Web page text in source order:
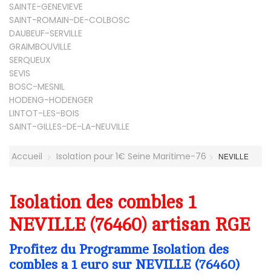
SAINTE-GENEVIEVE
SAINT-ROMAIN-DE-COLBOSC
DAUBEUF-SERVILLE
GRAIMBOUVILLE
SERQUEUX
SEVIS
BOSC-MESNIL
HODENG-HODENGER
LINTOT-LES-BOIS
SAINT-GILLES-DE-LA-NEUVILLE
Accueil Isolation pour 1€ Seine Maritime-76 NEVILLE
Isolation des combles 1
NEVILLE (76460) artisan RGE
Profitez du Programme Isolation des
combles a 1 euro sur NEVILLE (76460)